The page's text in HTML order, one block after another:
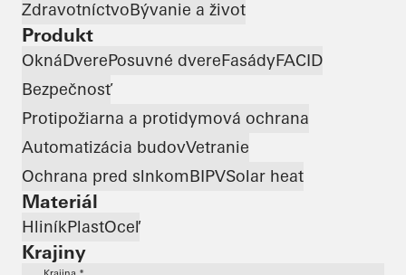
ZdravotníctvoBývanie a život
Produkt
OknáDverePosuvné dvereFasádyFACID
Bezpečnosť
Protipožiarna a protidymová ochrana
Automatizácia budovVetranie
Ochrana pred slnkomBIPVSolar heat
Materiál
HliníkPlastOceľ
Krajiny